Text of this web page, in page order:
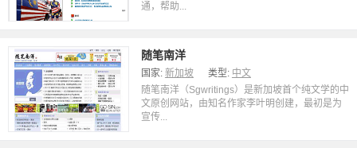
通，帮助...
随笔南洋
国家: 新加坡 类型: 中文
随笔南洋（Sgwritings）是新加坡首个纯文学的中
文原创网站，由知名作家李叶明创建，最初是为
宣传...